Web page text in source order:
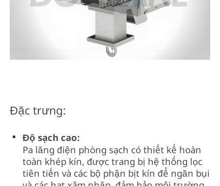
Đặc trưng:
Độ sạch cao:
Pa lăng điện phòng sạch có thiết kế hoàn
toàn khép kín, được trang bị hệ thống lọc
tiên tiến và các bộ phận bịt kín để ngăn bụi